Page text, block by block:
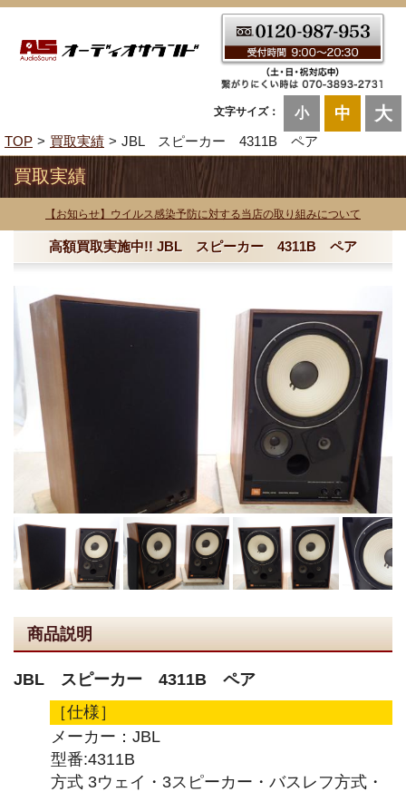
文字サイズ： 小 中 大
TOP 買取実績 JBL スピーカー 4311B ペア
買取実績
【お知らせ】ウイルス感染予防に対する当店の取り組みについて
高額買取実施中!! JBL スピーカー 4311B ペア
商品説明
JBL スピーカー 4311B ペア
［仕様］
メーカー：JBL
型番:4311B
方式 3ウェイ・3スピーカー・バスレフ方式・